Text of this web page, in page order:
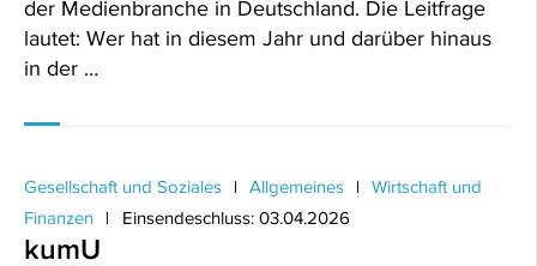
der Medienbranche in Deutschland. Die Leitfrage
lautet: Wer hat in diesem Jahr und darüber hinaus
in der …
Gesellschaft und Soziales Allgemeines
Wirtschaft und
Finanzen
Einsendeschluss: 03.04.2026
kumU